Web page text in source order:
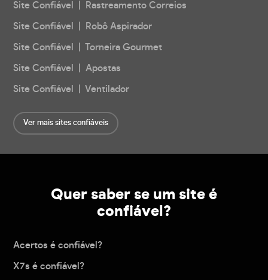
Site Confiável | Rastreamento Correios
Site Confiável | Robô Aspirador
Site Confiável | Torneira Gourmet
Site Confiável | Apostas
Site Confiável | Ventilador
Ver mais sites confiáveis
Quer saber se um site é
confiável?
Acertos é confiável?
X7s é confiável?